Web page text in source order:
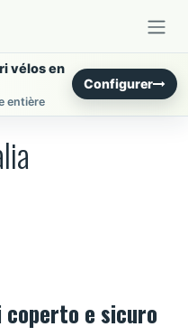
vélos en
entière
Configurer
e sicuro